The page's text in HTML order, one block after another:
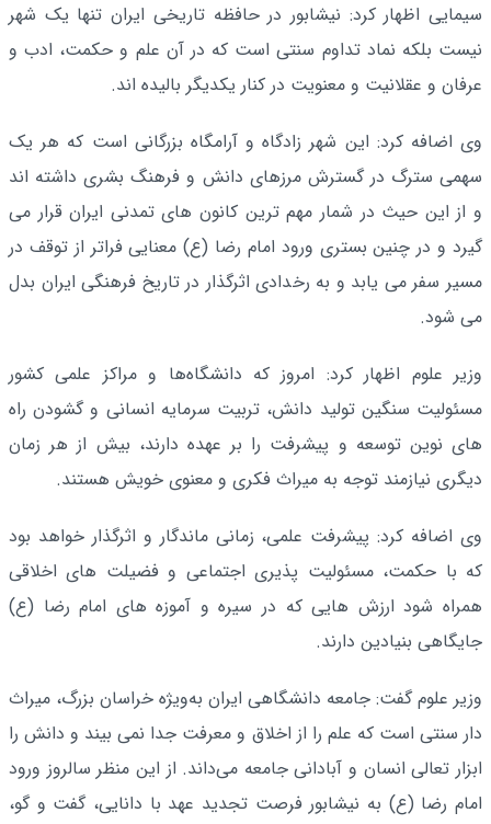
سیمایی اظهار کرد: نیشابور در حافظه تاریخی ایران تنها یک شهر
نیست بلکه نماد تداوم سنتی است که در آن علم و حکمت، ادب و
عرفان و عقلانیت و معنویت در کنار یکدیگر بالیده‌ اند.
وی اضافه کرد: این شهر زادگاه و آرامگاه بزرگانی است که هر یک
سهمی سترگ در گسترش مرزهای دانش و فرهنگ بشری داشته‌ اند
و از این حیث در شمار مهم‌ ترین کانون‌ های تمدنی ایران قرار می‌
گیرد و در چنین بستری ورود امام رضا (ع) معنایی فراتر از توقف در
مسیر سفر می‌ یابد و به رخدادی اثرگذار در تاریخ فرهنگی ایران بدل
می‌ شود.
وزیر علوم اظهار کرد: امروز که دانشگاه‌ها و مراکز علمی کشور
مسئولیت سنگین تولید دانش، تربیت سرمایه انسانی و گشودن راه‌
های نوین توسعه و پیشرفت را بر عهده دارند، بیش از هر زمان
دیگری نیازمند توجه به میراث فکری و معنوی خویش هستند.
وی اضافه کرد: پیشرفت علمی، زمانی ماندگار و اثرگذار خواهد بود
که با حکمت، مسئولیت‌ پذیری اجتماعی و فضیلت‌ های اخلاقی
همراه شود ارزش‌ هایی که در سیره و آموزه‌ های امام رضا (ع)
جایگاهی بنیادین دارند.
وزیر علوم گفت: جامعه دانشگاهی ایران به‌ویژه خراسان بزرگ، میراث‌
دار سنتی است که علم را از اخلاق و معرفت جدا نمی‌ بیند و دانش را
ابزار تعالی انسان و آبادانی جامعه می‌داند. از این منظر سالروز ورود
امام رضا (ع) به نیشابور فرصت تجدید عهد با دانایی، گفت‌ و گو،